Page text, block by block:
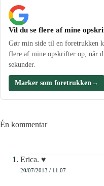
Vil du se flere af mine
Gør min side til en foretrukken
flere af mine opskrifter op, når
sekunder.
Marker som foretrukken →
Én kommentar
Erica. ♥
20/07/2013 / 11:07